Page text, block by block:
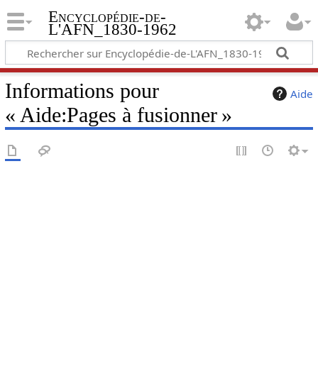
Encyclopédie-de-
L'AFN_1830-1962
Aide
Informations pour
« Aide:Pages à fusionner »